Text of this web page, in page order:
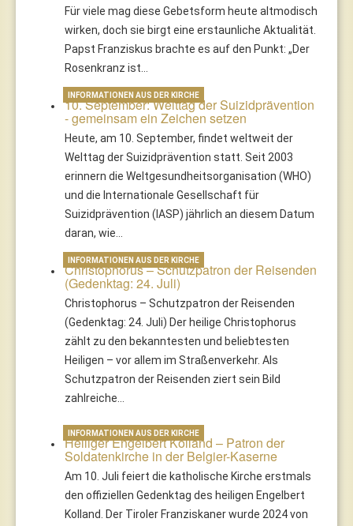
Für viele mag diese Gebetsform heute altmodisch
wirken, doch sie birgt eine erstaunliche Aktualität.
Papst Franziskus brachte es auf den Punkt: „Der
Rosenkranz ist…
10. September: Welttag der Suizidprävention
- gemeinsam ein Zeichen setzen
Heute, am 10. September, findet weltweit der
Welttag der Suizidprävention statt. Seit 2003
erinnern die Weltgesundheitsorganisation (WHO)
und die Internationale Gesellschaft für
Suizidprävention (IASP) jährlich an diesem Datum
daran, wie…
INFORMATIONEN AUS DER KIRCHE
Christophorus – Schutzpatron der Reisenden
(Gedenktag: 24. Juli)
Christophorus – Schutzpatron der Reisenden
(Gedenktag: 24. Juli) Der heilige Christophorus
zählt zu den bekanntesten und beliebtesten
Heiligen – vor allem im Straßenverkehr. Als
Schutzpatron der Reisenden ziert sein Bild
zahlreiche…
INFORMATIONEN AUS DER KIRCHE
Heiliger Engelbert Kolland – Patron der
Soldatenkirche in der Belgier-Kaserne
Am 10. Juli feiert die katholische Kirche erstmals
den offiziellen Gedenktag des heiligen Engelbert
Kolland. Der Tiroler Franziskaner wurde 2024 von
INFORMATIONEN AUS DER KIRCHE